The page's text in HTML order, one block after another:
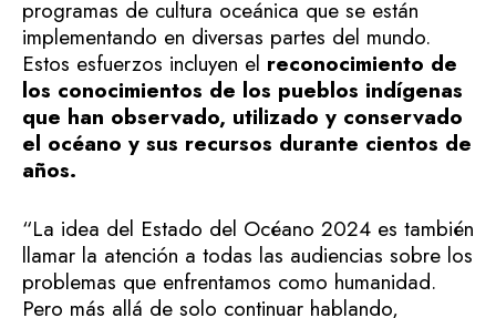
programas de cultura oceánica que se están
implementando en diversas partes del mundo.
Estos esfuerzos incluyen el reconocimiento de
los conocimientos de los pueblos indígenas
que han observado, utilizado y conservado
el océano y sus recursos durante cientos de
años.
“La idea del Estado del Océano 2024 es también
llamar la atención a todas las audiencias sobre los
problemas que enfrentamos como humanidad.
Pero más allá de solo continuar hablando,